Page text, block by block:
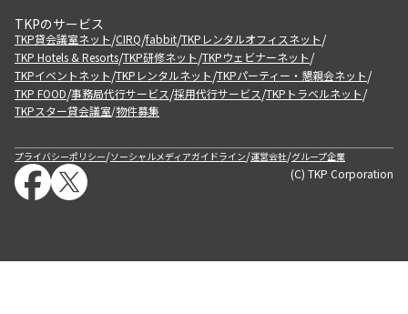
TKPのサービス
TKP貸会議室ネット/CIRQ/fabbit/TKPレンタルオフィスネット/
TKP Hotels & Resorts/TKP研修ネット/TKPウェビナーネット/
TKPイベントネット/TKPレンタルネット/TKPパーティー・懇親会ネット/
TKP FOOD/事務局代行サービス/採用代行サービス/TKPトラベルネット/
TKPスター貸会議室/物件募集
プライバシーポリシー/ソーシャルメディアガイドライン/運営会社/グループ企業
(C) TKP Corporation